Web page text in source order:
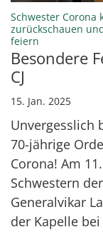
Schwester Corona
zurückschauen
feiern
Besondere
CJ
15. Jan. 2025
Unvergesslich
70-jährige
Corona! Am
Schwestern
Generalvikar
der Kapelle bei